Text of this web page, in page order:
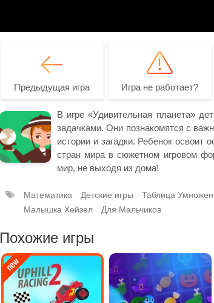
Предыдущая игра Игра не работает?
В игре «Удивительная планета»
задачками. Они познакомятся с
истории и загадки. Ребенок освоит
стран мира в сюжетном игровом
мир, не выходя из дома!
Математика Детские игры Таблица
Малышка Хейзел
Для Мальчиков
Похожие игры